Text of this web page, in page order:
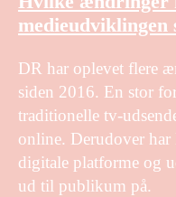
medieudviklingen
DR har oplevet flere
siden 2016. En stor
traditionelle tv-
online. Derudover har
digitale platforme og
ud til publikum på.